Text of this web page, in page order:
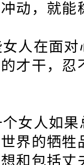
动，就能
人在面
才干，
女人如
界的牺
和包括